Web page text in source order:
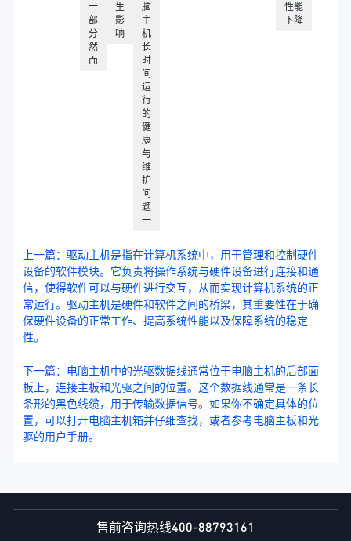
一
部
分
然
而
生
影
响
脑
主
机
长
时
间
运
行
的
健
康
与
维
护
问
题
一
性能
下降
上一篇：驱动主机是指在计算机系统中，用于管理和控制硬件
设备的软件模块。它负责将操作系统与硬件设备进行连接和通
信，使得软件可以与硬件进行交互，从而实现计算机系统的正
常运行。驱动主机是硬件和软件之间的桥梁，其重要性在于确
保硬件设备的正常工作、提高系统性能以及保障系统的稳定
性。
下一篇：电脑主机中的光驱数据线通常位于电脑主机的后部面
板上，连接主板和光驱之间的位置。这个数据线通常是一条长
条形的黑色线缆，用于传输数据信号。如果你不确定具体的位
置，可以打开电脑主机箱并仔细查找，或者参考电脑主板和光
驱的用户手册。
售前咨询热线400-88793161